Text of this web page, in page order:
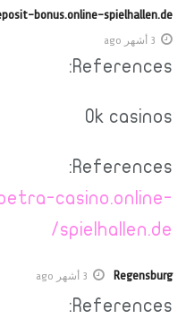
bonus.online-spielhallen.de
3 أشهر ago
References:
Ok casinos
References:
casino.online-
spielhallen.de/
Regensburg 3 أشهر ago
References: